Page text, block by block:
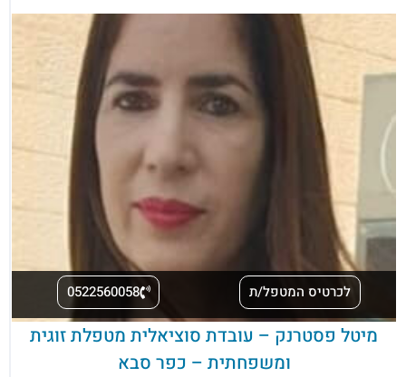
לכרטיס המטפל/ת 0522560058
מיטל פסטרנק – עובדת סוציאלית מטפלת זוגית
ומשפחתית – כפר סבא